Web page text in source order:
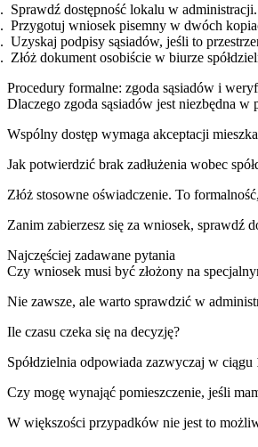
Sprawdź dostępność lokalu w administracji.
Przygotuj wniosek pisemny w dwóch
Uzyskaj podpisy sąsiadów, jeśli to
Złóż dokument osobiście w biurze
Procedury formalne: zgoda sąsiadów i
Dlaczego zgoda sąsiadów jest niezbędna
Wspólny dostęp wymaga akceptacji
Jak potwierdzić brak zadłużenia wobec
Złóż stosowne oświadczenie. To
Zanim zabierzesz się za wniosek, sprawdź
Najczęściej zadawane pytania
Czy wniosek musi być złożony na
Nie zawsze, ale warto sprawdzić w
Ile czasu czeka się na decyzję?
Spółdzielnia odpowiada zazwyczaj w ciągu
Czy mogę wynająć pomieszczenie, jeśli
W większości przypadków nie jest to